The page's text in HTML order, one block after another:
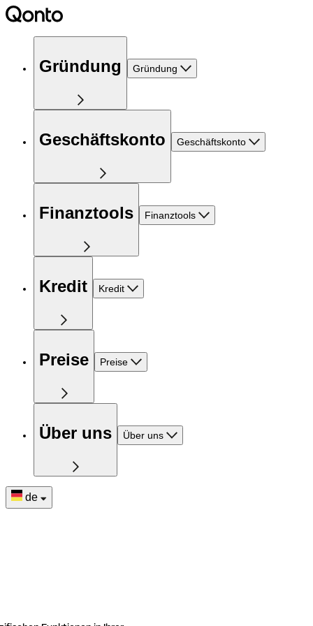
Gründung Gründung
Geschäftskonto Geschäftskonto
Finanztools Finanztools
Kredit Kredit
Preise Preise
Über uns Über uns
de